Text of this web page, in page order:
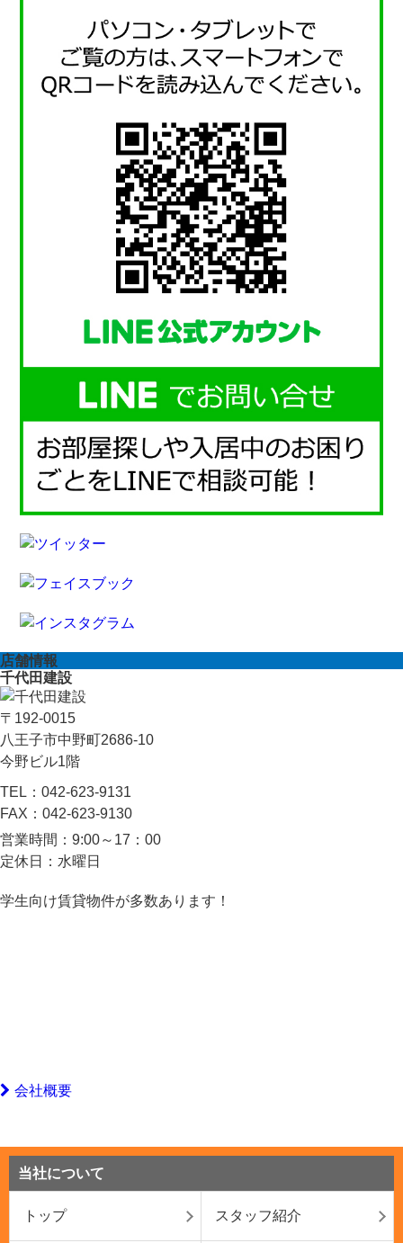
店舗情報
千代田建設
〒192-0015
八王子市中野町2686-10
今野ビル1階
TEL： 042-623-9131
FAX： 042-623-9130
営業時間： 9:00～17：00
定休日： 水曜日
学生向け賃貸物件が多数あります！
会社概要
当社について
トップ スタッフ紹介